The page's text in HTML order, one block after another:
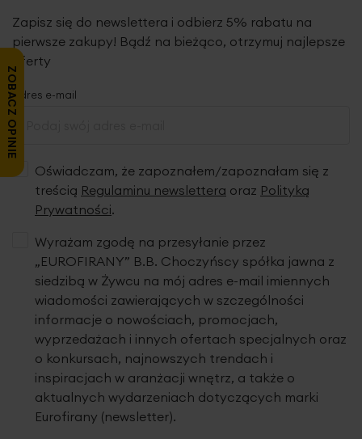
Zapisz się do newslettera i odbierz 5% rabatu na
pierwsze zakupy! Bądź na bieżąco, otrzymuj najlepsze
oferty
Adres e-mail
Oświadczam, że zapoznałem/zapoznałam się z
treścią Regulaminu newslettera oraz Polityką
Prywatności.
Wyrażam zgodę na przesyłanie przez
„EUROFIRANY” B.B. Choczyńscy spółka jawna z
siedzibą w Żywcu na mój adres e-mail imiennych
wiadomości zawierających w szczególności
informacje o nowościach, promocjach,
wyprzedażach i innych ofertach specjalnych oraz
o konkursach, najnowszych trendach i
inspiracjach w aranżacji wnętrz, a także o
aktualnych wydarzeniach dotyczących marki
Eurofirany (newsletter).
ZOBACZ OPINIE